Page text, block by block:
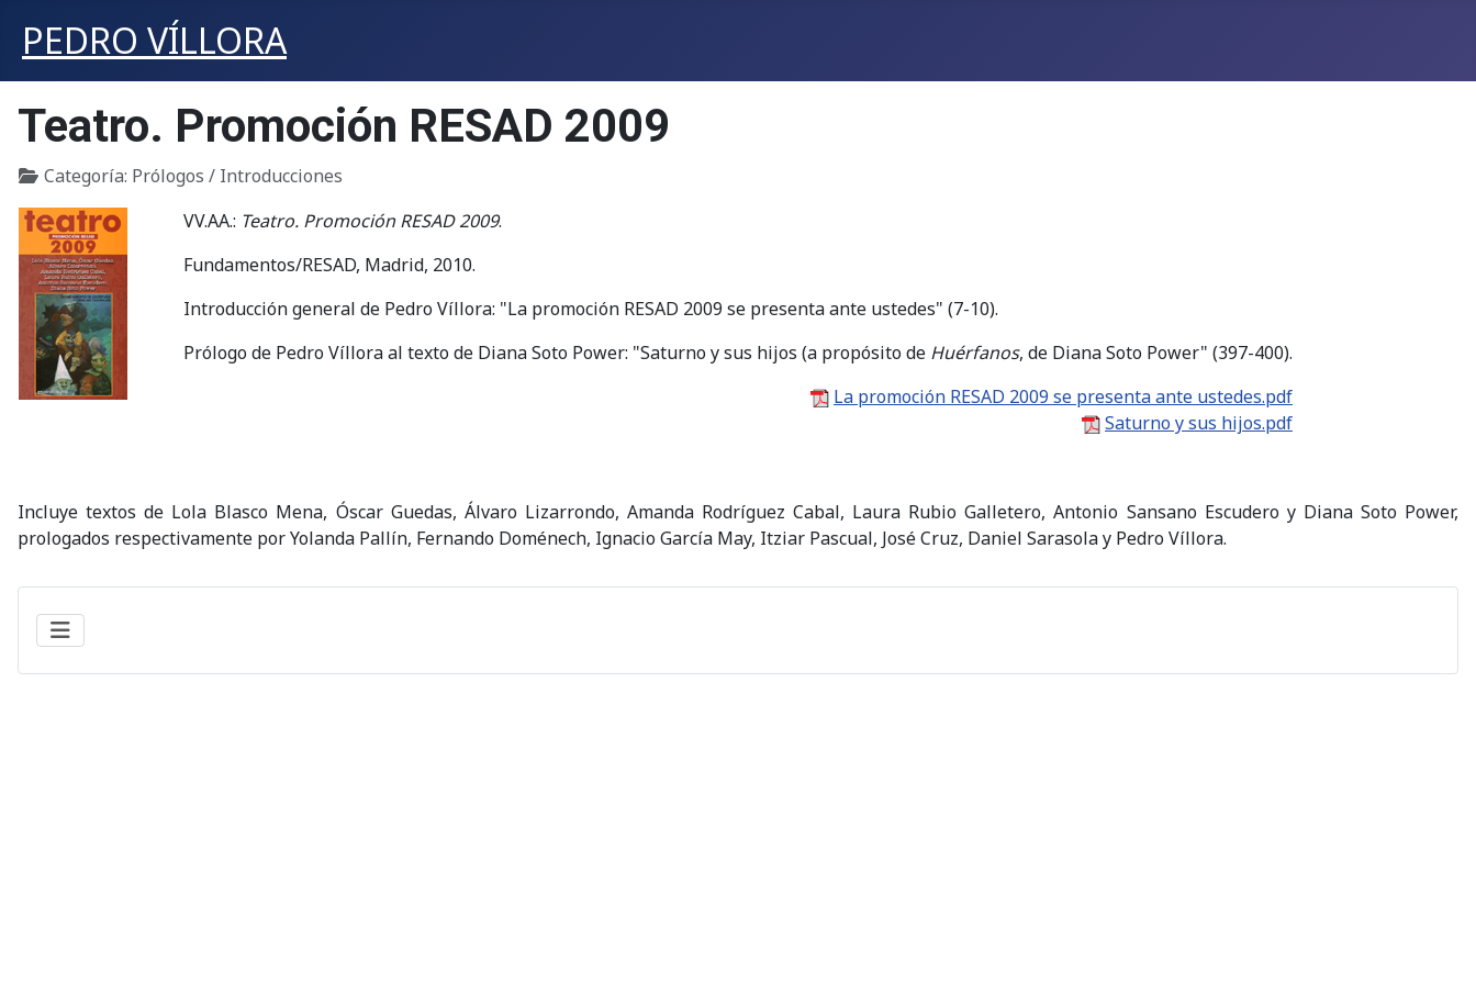
PEDRO VÍLLORA
Teatro. Promoción RESAD 2009
Detalles
Categoría: Prólogos / Introducciones
VV.AA.: Teatro. Promoción RESAD 2009.
Fundamentos/RESAD, Madrid, 2010.
Introducción general de Pedro Víllora: "La promoción RESAD 2009 se presenta ante ustedes" (7-10).
Prólogo de Pedro Víllora al texto de Diana Soto Power: "Saturno y sus hijos (a propósito de Huérfanos, de Diana Soto Power" (397-400).
La promoción RESAD 2009 se presenta ante ustedes.pdf
Saturno y sus hijos.pdf
Incluye textos de Lola Blasco Mena, Óscar Guedas, Álvaro Lizarrondo, Amanda Rodríguez Cabal, Laura Rubio Galletero, Antonio Sansano Escudero y Diana Soto Power,
prologados respectivamente por Yolanda Pallín, Fernando Doménech, Ignacio García May, Itziar Pascual, José Cruz, Daniel Sarasola y Pedro Víllora.